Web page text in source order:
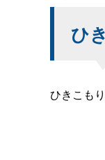
ひ
ひきこも